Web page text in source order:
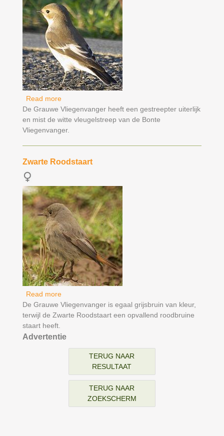
Read moreabout Bonte Vliegenvanger
De Grauwe Vliegenvanger heeft een gestreepter uiterlijk
en mist de witte vleugelstreep van de Bonte
Vliegenvanger.
Zwarte Roodstaart
Read moreabout Zwarte Roodstaart
De Grauwe Vliegenvanger is egaal grijsbruin van kleur,
terwijl de Zwarte Roodstaart een opvallend roodbruine
staart heeft.
Advertentie
TERUG NAAR
RESULTAAT
TERUG NAAR
ZOEKSCHERM